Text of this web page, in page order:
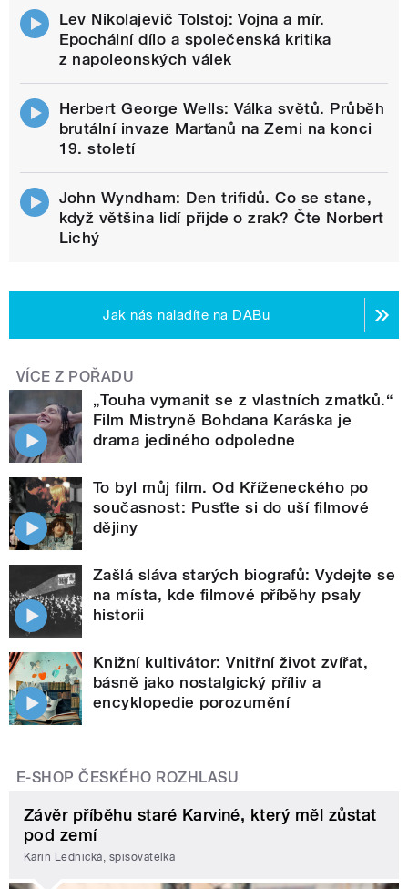
Lev Nikolajevič Tolstoj: Vojna a mír.
Epochální dílo a společenská kritika
z napoleonských válek
Herbert George Wells: Válka světů. Průběh
brutální invaze Marťanů na Zemi na konci
19. století
John Wyndham: Den trifidů. Co se stane,
když většina lidí přijde o zrak? Čte Norbert
Lichý
Jak nás naladíte na DABu
VÍCE Z POŘADU
„Touha vymanit se z vlastních zmatků.“
Film Mistryně Bohdana Karáska je
drama jediného odpoledne
To byl můj film. Od Kříženeckého po
současnost: Pusťte si do uší filmové
dějiny
Zašlá sláva starých biografů: Vydejte se
na místa, kde filmové příběhy psaly
historii
Knižní kultivátor: Vnitřní život zvířat,
básně jako nostalgický příliv a
encyklopedie porozumění
E-SHOP ČESKÉHO ROZHLASU
Závěr příběhu staré Karviné, který měl zůstat
pod zemí
Karin Lednická, spisovatelka